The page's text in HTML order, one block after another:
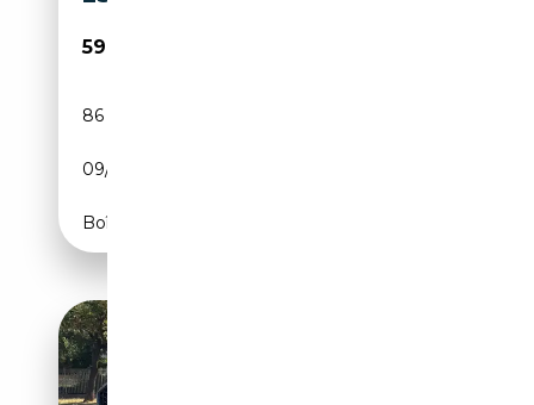
59 990€
86 010 km
09/2022
Boîte automatique